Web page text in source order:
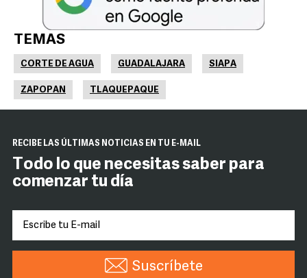
TEMAS
CORTE DE AGUA GUADALAJARA SIAPA
ZAPOPAN TLAQUEPAQUE
RECIBE LAS ÚLTIMAS NOTICIAS EN TU E-MAIL
Todo lo que necesitas saber para
comenzar tu día
Suscríbete